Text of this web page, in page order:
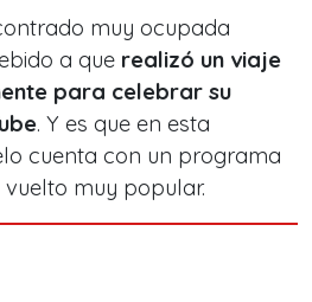
muy ocupada
a que realizó un viaje
para celebrar su
. Y es que en esta
cuenta con un programa
vuelto muy popular.